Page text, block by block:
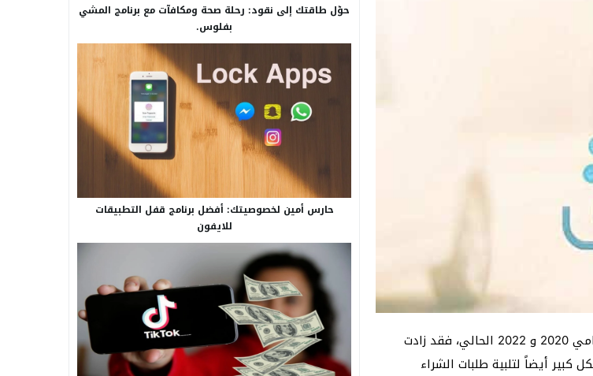
ازداد الإقبال على الشراء من خلال الإنترنت في السنوات الاخيرة وخاصة في عامي 2020 و 2022 الحالي، فقد زادت
أيضاً لتلبية طلبات الشراء
حوّل طاقتك إلى نقود: رحلة صحة ومكافآت مع برنامج المشي
بفلوس.
حارس أمين لخصوصيتك: أفضل برنامج قفل التطبيقات
للايفون